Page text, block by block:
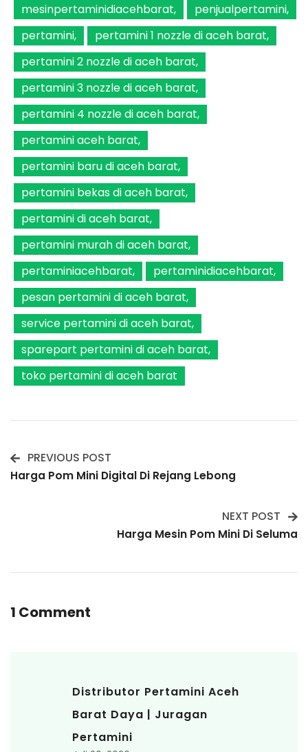
mesinpertaminidiacehbarat
penjualpertamini
pertamini
pertamini 1 nozzle di aceh barat
pertamini 2 nozzle di aceh barat
pertamini 3 nozzle di aceh barat
pertamini 4 nozzle di aceh barat
pertamini aceh barat
pertamini baru di aceh barat
pertamini bekas di aceh barat
pertamini di aceh barat
pertamini murah di aceh barat
pertaminiacehbarat
pertaminidiacehbarat
pesan pertamini di aceh barat
service pertamini di aceh barat
sparepart pertamini di aceh barat
toko pertamini di aceh barat
Post
PREVIOUS POST
Harga Pom Mini Digital Di Rejang Lebong
NEXT POST
Harga Mesin Pom Mini Di Seluma
1 Comment
Distributor Pertamini Aceh
Barat Daya | Juragan
Pertamini